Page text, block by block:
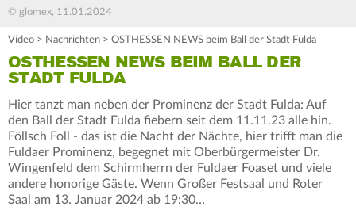
© glomex, 11.01.2024
Video > Nachrichten > OSTHESSEN NEWS beim Ball der Stadt Fulda
OSTHESSEN NEWS BEIM BALL DER
STADT FULDA
Hier tanzt man neben der Prominenz der Stadt Fulda: Auf
den Ball der Stadt Fulda fiebern seit dem 11.11.23 alle hin.
Föllsch Foll - das ist die Nacht der Nächte, hier trifft man die
Fuldaer Prominenz, begegnet mit Oberbürgermeister Dr.
Wingenfeld dem Schirmherrn der Fuldaer Foaset und viele
andere honorige Gäste. Wenn Großer Festsaal und Roter
Saal am 13. Januar 2024 ab 19:30…